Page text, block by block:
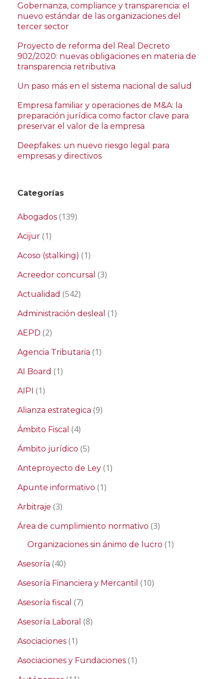
Gobernanza, compliance y transparencia: el
nuevo estándar de las organizaciones del
tercer sector
Proyecto de reforma del Real Decreto
902/2020: nuevas obligaciones en materia de
transparencia retributiva
Un paso más en el sistema nacional de salud
Empresa familiar y operaciones de M&A: la
preparación jurídica como factor clave para
preservar el valor de la empresa
Deepfakes: un nuevo riesgo legal para
empresas y directivos
Categorías
Abogados (139)
Acijur (1)
Acoso (stalking) (1)
Acreedor concursal (3)
Actualidad (542)
Administración desleal (1)
AEPD (2)
Agencia Tributaria (1)
AI Board (1)
AIPI (1)
Alianza estrategica (9)
Ámbito Fiscal (4)
Ámbito jurídico (5)
Anteproyecto de Ley (1)
Apunte informativo (1)
Arbitraje (3)
Área de cumplimiento normativo (3)
Organizaciones sin ánimo de lucro (1)
Asesoría (40)
Asesoría Financiera y Mercantil (10)
Asesoría fiscal (7)
Asesoría Laboral (8)
Asociaciones (1)
Asociaciones y Fundaciones (1)